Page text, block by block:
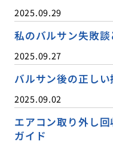
2025.09.29
私のバルサン失敗
2025.09.27
バルサン後の正し
2025.09.02
エアコン取り外し
ガイド